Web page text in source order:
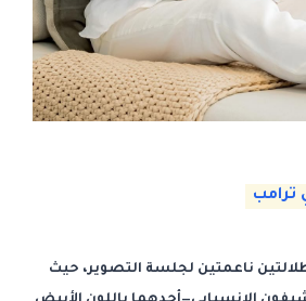
ترامب
ناعمتين لجلسة التصوير، حيث